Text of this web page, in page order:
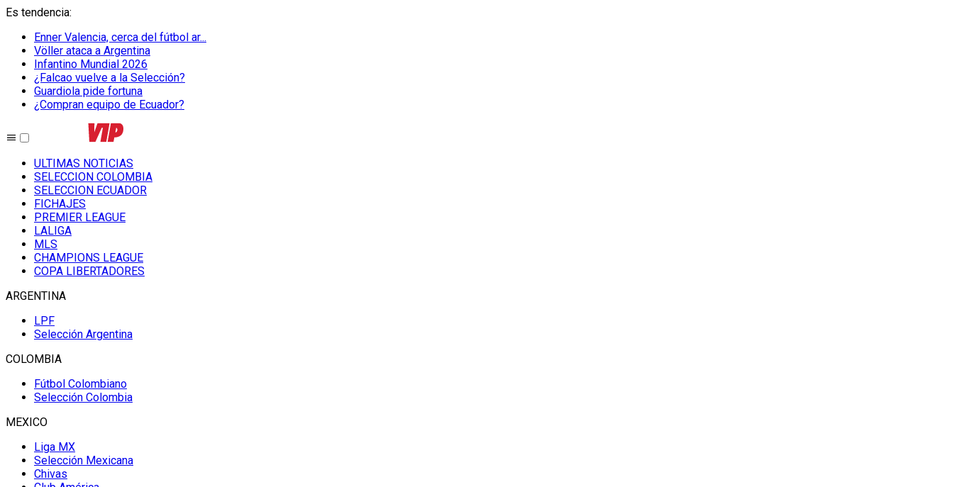
Es tendencia:
Enner Valencia, cerca del fútbol ar...
Völler ataca a Argentina
Infantino Mundial 2026
¿Falcao vuelve a la Selección?
Guardiola pide fortuna
¿Compran equipo de Ecuador?
ULTIMAS NOTICIAS
SELECCION COLOMBIA
SELECCION ECUADOR
FICHAJES
PREMIER LEAGUE
LALIGA
MLS
CHAMPIONS LEAGUE
COPA LIBERTADORES
ARGENTINA
LPF
Selección Argentina
COLOMBIA
Fútbol Colombiano
Selección Colombia
MEXICO
Liga MX
Selección Mexicana
Chivas